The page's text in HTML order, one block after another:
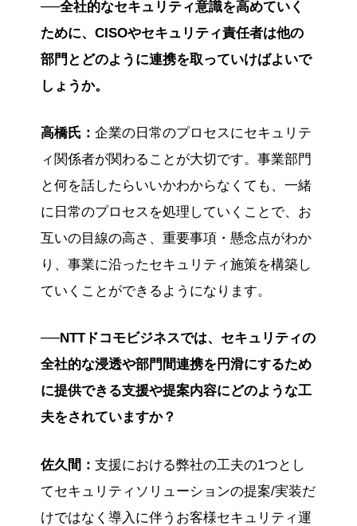
──全社的なセキュリティ意識を高めていく
ために、CISOやセキュリティ責任者は他の
部門とどのように連携を取っていけばよいで
しょうか。
高橋氏： 企業の日常のプロセスにセキュリテ
ィ関係者が関わることが大切です。事業部門
と何を話したらいいかわからなくても、一緒
に日常のプロセスを処理していくことで、お
互いの目線の高さ、重要事項・懸念点がわか
り、事業に沿ったセキュリティ施策を構築し
ていくことができるようになります。
──NTTドコモビジネスでは、セキュリティの
全社的な浸透や部門間連携を円滑にするため
に提供できる支援や提案内容にどのような工
夫をされていますか？
佐久間： 支援における弊社の工夫の1つとし
てセキュリティソリューションの提案/実装だ
けではなく導入に伴うお客様セキュリティ運